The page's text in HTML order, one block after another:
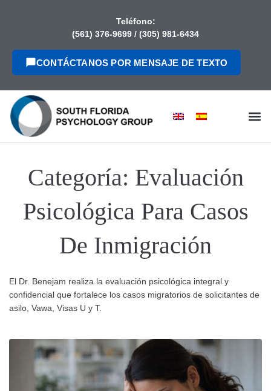
Teléfono:
(561) 376-9699 / (305) 981-6434
CONTÁCTANOS POR MENSAJE DE TEXTO
Categoría: Evaluación
Psicológica Para Casos
De Inmigración
El Dr. Benejam realiza la evaluación psicológica integral y
confidencial que fortalece los casos migratorios de solicitantes de
asilo, Vawa, Visas U y T.